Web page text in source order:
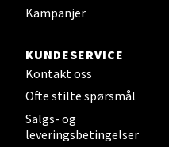
Kampanjer
KUNDESERVICE
Kontakt oss
Ofte stilte spørsmål
Salgs- og
leveringsbetingelser
Åpent i dag 10-17